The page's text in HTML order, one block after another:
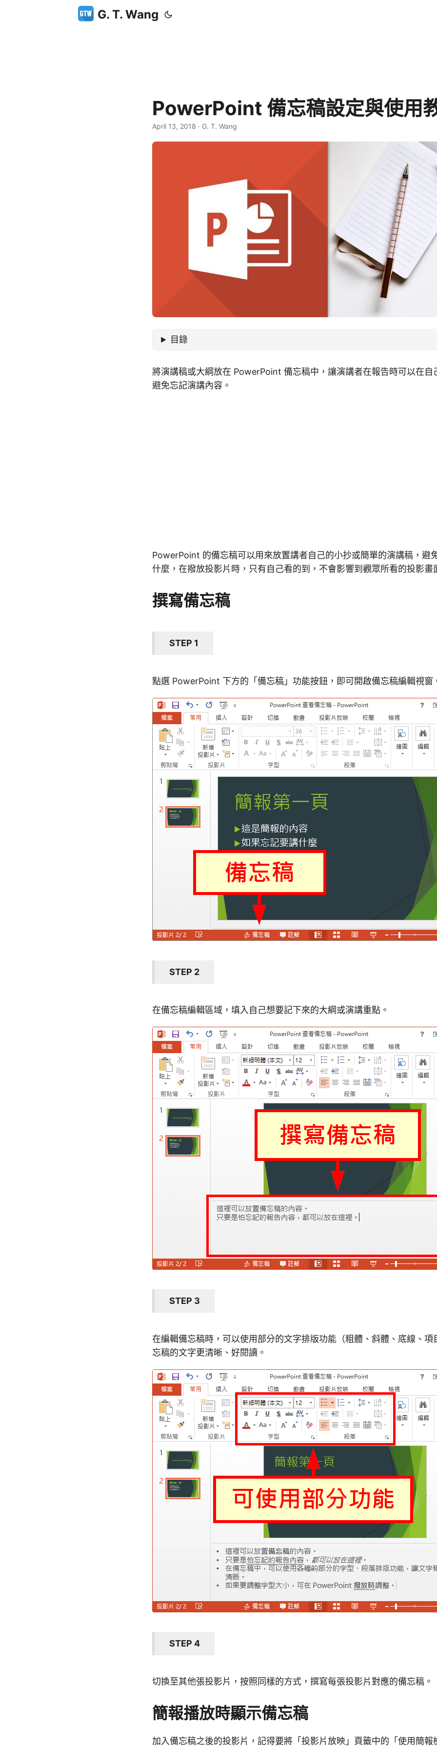
G. T. Wang
PowerPoint 備忘稿設定與使用
April 13, 2018 · G. T. Wang
目錄
將演講稿或大綱放在 PowerPoint 備忘稿中，讓演講者在報告時可以在自
避免忘記演講內容。
PowerPoint 的備忘稿可以用來放置講者自己的小抄或簡單的演講稿，避
什麼，在撥放投影片時，只有自己看的到，不會影響到觀眾所看的投影畫
撰寫備忘稿
STEP 1
點選 PowerPoint 下方的「備忘稿」功能按鈕，即可開啟備忘稿編輯視窗
STEP 2
在備忘稿編輯區域，填入自己想要記下來的大綱或演講重點。
STEP 3
在編輯備忘稿時，可以使用部分的文字排版功能（粗體、斜體、底線、項
忘稿的文字更清晰、好閱讀。
STEP 4
切換至其他張投影片，按照同樣的方式，撰寫每張投影片對應的備忘稿。
簡報播放時顯示備忘稿
加入備忘稿之後的投影片，記得要將「投影片放映」頁籤中的「使用簡報